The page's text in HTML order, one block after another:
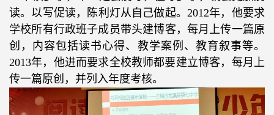
读。以写促读，陈利灯从自己做起。2012年，他要求
学校所有行政班子成员带头建博客，每月上传一篇原
创，内容包括读书心得、教学案例、教育叙事等。
2013年，他进而要求全校教师都要建立博客，每月上
传一篇原创，并列入年度考核。